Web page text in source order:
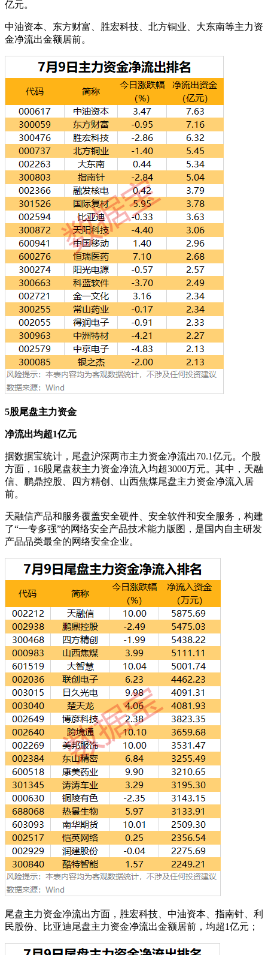
亿元。
中油资本、东方财富、胜宏科技、北方铜业、大东南等主力资
金净流出金额居前。
5股尾盘主力资金
净流出均超1亿元
据数据宝统计，尾盘沪深两市主力资金净流出70.1亿元。个股
方面，16股尾盘获主力资金净流入均超3000万元。其中，天融
信、鹏鼎控股、四方精创、山西焦煤尾盘主力资金净流入居
前。
天融信产品和服务覆盖安全硬件、安全软件和安全服务，构建
了“一专多强”的网络安全产品技术能力版图，是国内自主研发
产品品类最全的网络安全企业。
尾盘主力资金净流出方面，胜宏科技、中油资本、指南针、利
民股份、比亚迪尾盘主力资金净流出金额居前，均超1亿元；